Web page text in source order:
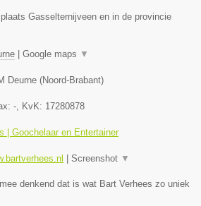
Gasselternijveen en in de provincie
| Google maps ▼
Deurne (Noord-Brabant)
- , KvK: 17280878
| Goochelaar en Entertainer
| Screenshot ▼
denkend dat is wat Bart Verhees zo uniek